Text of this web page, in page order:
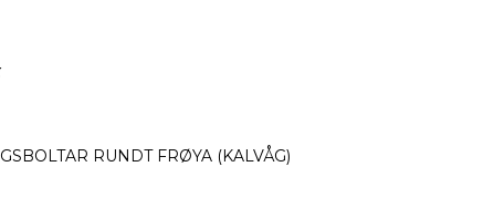
RUNDT FRØYA (KALVÅG)